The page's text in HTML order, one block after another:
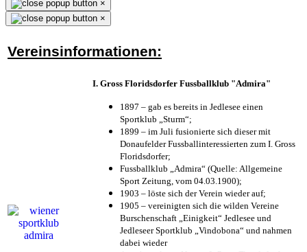
×
×
Vereinsinformationen:
I. Gross Floridsdorfer Fussballklub "Admira"
1897 – gab es bereits in Jedlesee einen
Sportklub „Sturm“;
1899 – im Juli fusionierte sich dieser mit
Donaufelder Fussballinteressierten zum I. Gross
Floridsdorfer;
Fussballklub „Admira“ (Quelle: Allgemeine
Sport Zeitung, vom 04.03.1900);
1903 – löste sich der Verein wieder auf;
1905 – vereinigten sich die wilden Vereine
Burschenschaft „Einigkeit“ Jedlesee und
Jedleseer Sportklub „Vindobona“ und nahmen
dabei wieder